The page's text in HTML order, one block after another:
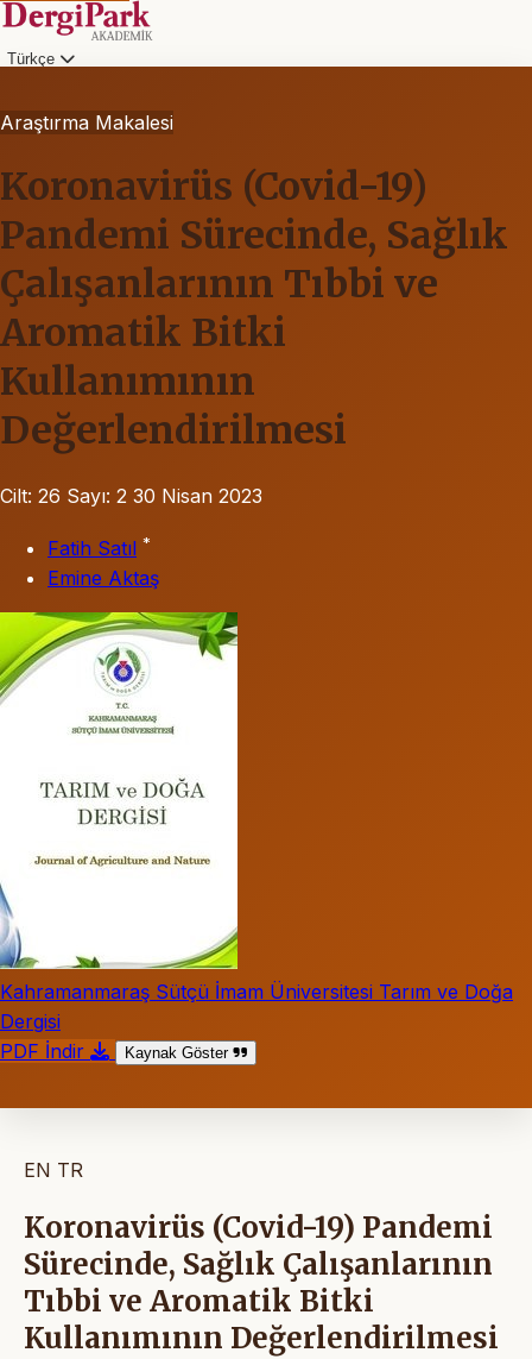
Türkçe
Araştırma Makalesi
Koronavirüs (Covid-19)
Pandemi Sürecinde, Sağlık
Çalışanlarının Tıbbi ve
Aromatik Bitki
Kullanımının
Değerlendirilmesi
Cilt: 26 Sayı: 2 30 Nisan 2023
Fatih Satıl *
Emine Aktaş
Kahramanmaraş Sütçü İmam Üniversitesi Tarım ve Doğa
Dergisi
PDF İndir
Kaynak Göster
EN TR
Koronavirüs (Covid-19) Pandemi
Sürecinde, Sağlık Çalışanlarının
Tıbbi ve Aromatik Bitki
Kullanımının Değerlendirilmesi